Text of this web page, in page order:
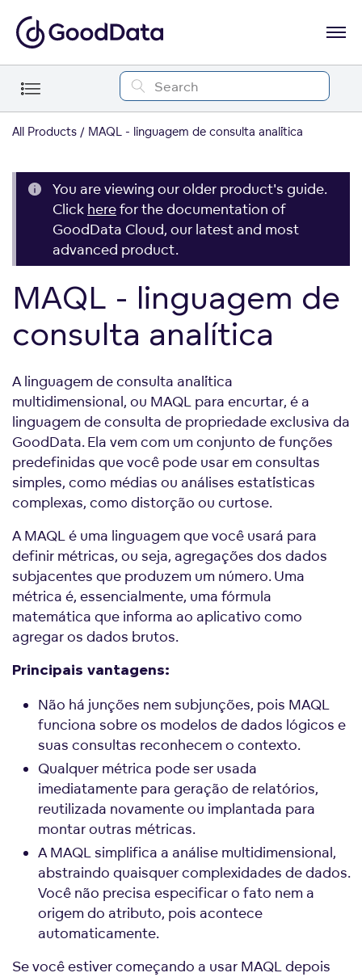
All Products MAQL - linguagem de consulta analítica
You are viewing our older product's guide.
Click herefor the documentation of
GoodData Cloud, our latest and most
advanced product.
MAQL - linguagem de
consulta analítica
A linguagem de consulta analítica
multidimensional, ou MAQL para encurtar, é a
linguagem de consulta de propriedade exclusiva da
GoodData. Ela vem com um conjunto de funções
predefinidas que você pode usar em consultas
simples, como médias ou análises estatísticas
complexas, como distorção ou curtose.
A MAQL é uma linguagem que você usará para
definir métricas, ou seja, agregações dos dados
subjacentes que produzem um número. Uma
métrica é, essencialmente, uma fórmula
matemática que informa ao aplicativo como
agregar os dados brutos.
Principais vantagens:
Não há junções nem subjunções, pois MAQL
funciona sobre os modelos de dados lógicos e
suas consultas reconhecem o contexto.
Qualquer métrica pode ser usada
imediatamente para geração de relatórios,
reutilizada novamente ou implantada para
montar outras métricas.
A MAQL simplifica a análise multidimensional,
abstraindo quaisquer complexidades de dados.
Você não precisa especificar o fato nem a
origem do atributo, pois acontece
automaticamente.
Se você estiver começando a usar MAQL depois